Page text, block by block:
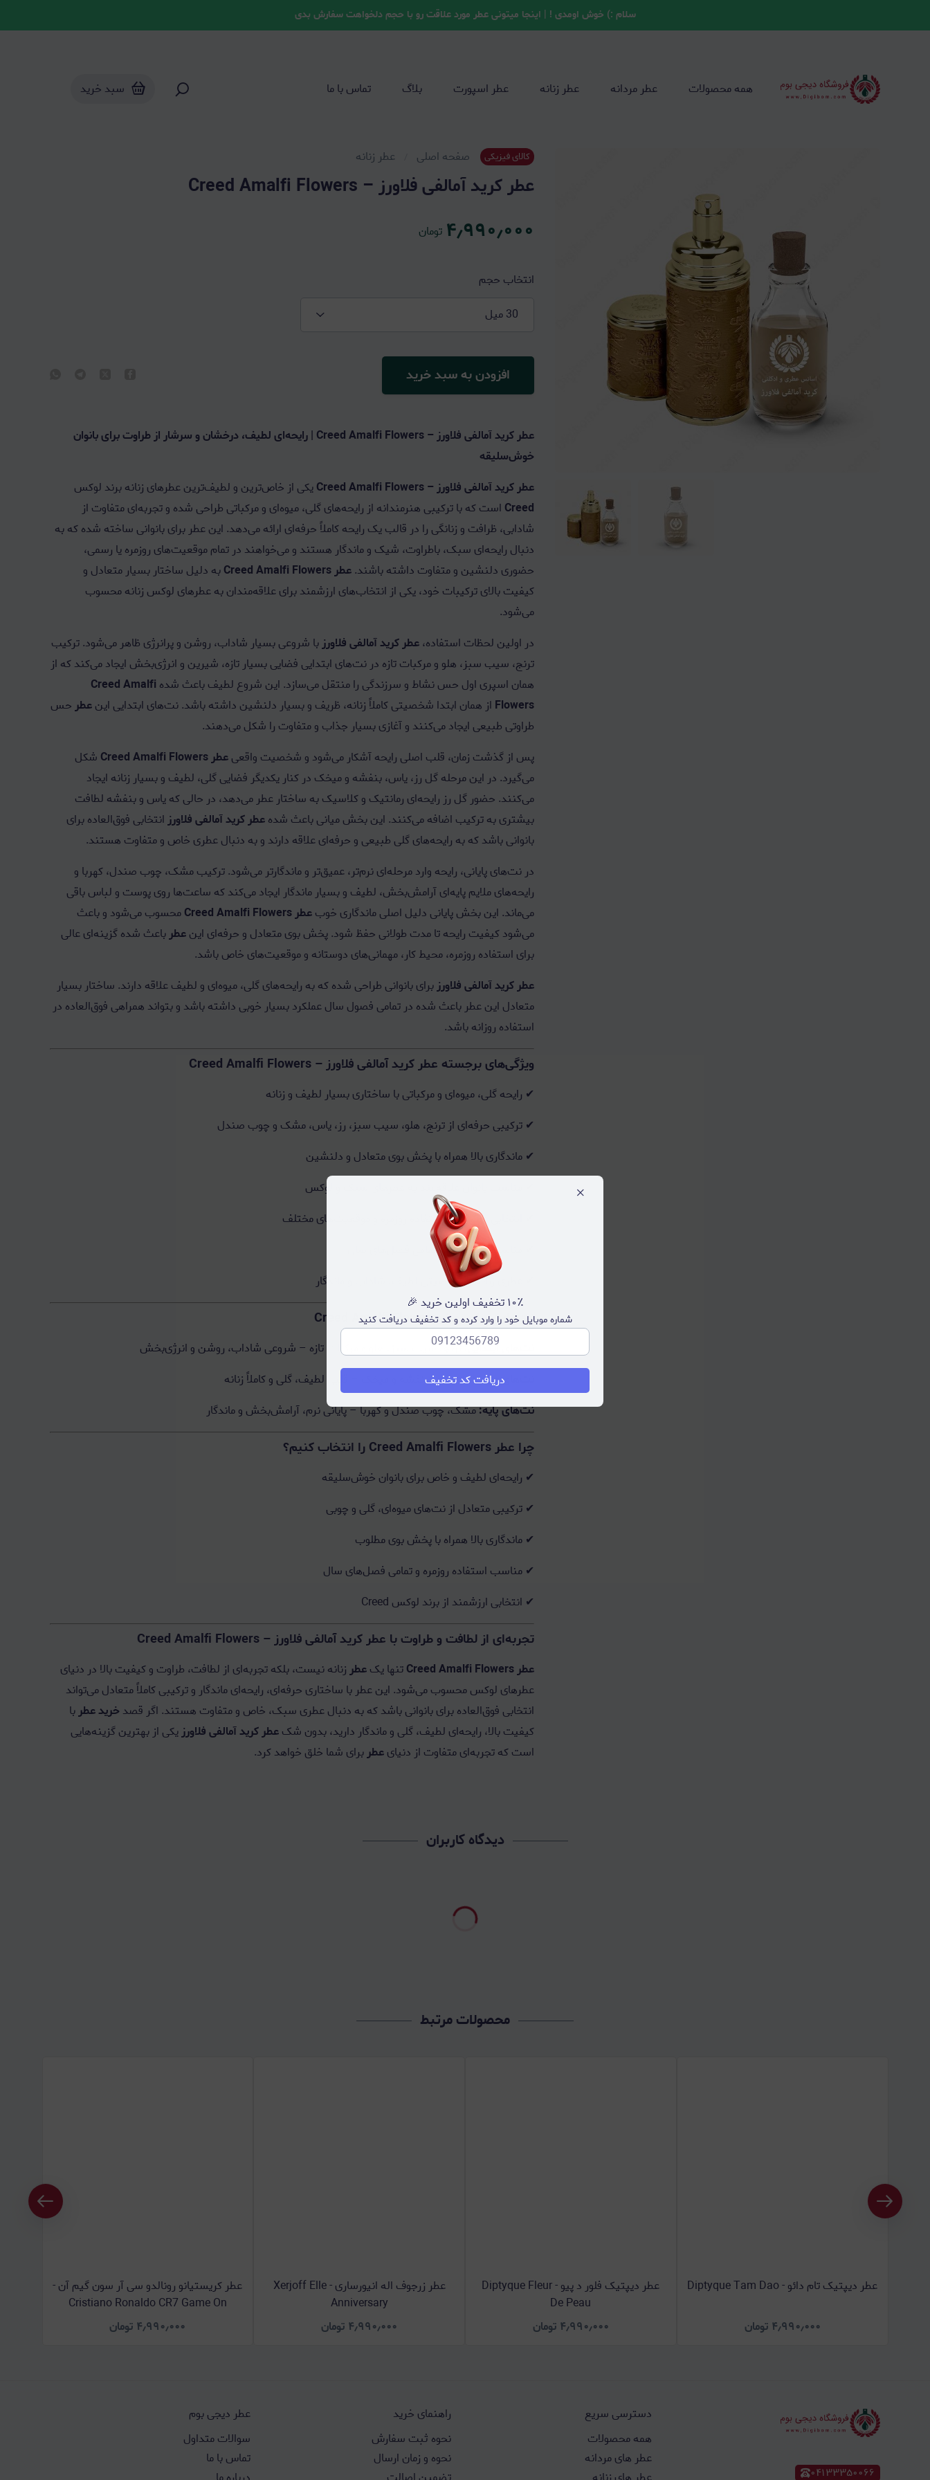
سلام :) خوش اومدی ! | اینجا میتونی عطر مورد علاقت رو با حجم دلخواهت سفارش بدی
همه محصولات عطر مردانه عطر زنانه عطر اسپورت بلاگ تماس با ما سبد خرید
کالای فیزیکی صفحه اصلی عطر زنانه
عطر کرید آمالفی فلاورز – Creed Amalfi Flowers
۴٫۹۹۰٫۰۰۰ تومان
انتخاب حجم
30 میل
افزودن به سبد خرید
عطر کرید آمالفی فلاورز – Creed Amalfi Flowers | رایحه‌ای لطیف، درخشان و سرشار از طراوت برای بانوان
خوش‌سلیقه
عطر کرید آمالفی فلاورز – Creed Amalfi Flowers
یکی از خاص‌ترین و لطیف‌ترین عطرهای زنانه برند لوکس
Creed است که با ترکیبی هنرمندانه از رایحه‌های گلی، میوه‌ای و مرکباتی طراحی شده و تجربه‌ای متفاوت از
شادابی، ظرافت و زنانگی را در قالب یک رایحه کاملاً حرفه‌ای ارائه می‌دهد. این عطر برای بانوانی ساخته شده که به
دنبال رایحه‌ای سبک، باطراوت، شیک و ماندگار هستند و می‌خواهند در تمام موقعیت‌های روزمره یا رسمی،
حضوری دلنشین و متفاوت داشته باشند.عطر Creed Amalfi Flowers
به دلیل ساختار بسیار متعادل و
کیفیت بالای ترکیبات خود، یکی از انتخاب‌های ارزشمند برای علاقه‌مندان به عطرهای لوکس زنانه محسوب
می‌شود.
در اولین لحظات استفاده،عطر کرید آمالفی فلاورزبا شروعی بسیار شاداب، روشن و پرانرژی ظاهر می‌شود. ترکیب
ترنج، سیب سبز، هلو و مرکبات تازه در نت‌های ابتدایی فضایی بسیار تازه، شیرین و انرژی‌بخش ایجاد می‌کند که از
همان اسپری اول حس نشاط و سرزندگی را منتقل می‌سازد. این شروع لطیف باعث شده Creed Amalfi
Flowers از همان ابتدا شخصیتی کاملاً زنانه، ظریف و بسیار دلنشین داشته باشد. نت‌های ابتدایی اینعطرحس
طراوتی طبیعی ایجاد می‌کنند و آغازی بسیار جذاب و متفاوت را شکل می‌دهند.
پس از گذشت زمان، قلب اصلی رایحه آشکار می‌شود و شخصیت واقعیعطر Creed Amalfi Flowers
شکل
می‌گیرد. در این مرحله گل رز، یاس، بنفشه و میخک در کنار یکدیگر فضایی گلی، لطیف و بسیار زنانه ایجاد
می‌کنند. حضور گل رز رایحه‌ای رمانتیک و کلاسیک به ساختار عطر می‌دهد، در حالی که یاس و بنفشه لطافت
بیشتری به ترکیب اضافه می‌کنند. این بخش میانی باعث شدهعطر کرید آمالفی فلاورزانتخابی فوق‌العاده برای
بانوانی باشد که به رایحه‌های گلی طبیعی و حرفه‌ای علاقه دارند و به دنبال عطری خاص و متفاوت هستند.
در نت‌های پایانی، رایحه وارد مرحله‌ای نرم‌تر، عمیق‌تر و ماندگارتر می‌شود. ترکیب مشک، چوب صندل، کهربا و
رایحه‌های ملایم پایه‌ای آرامش‌بخش، لطیف و بسیار ماندگار ایجاد می‌کند که ساعت‌ها روی پوست و لباس باقی
می‌ماند. این بخش پایانی دلیل اصلی ماندگاری خوبعطر Creed Amalfi Flowers
محسوب می‌شود و باعث
می‌شود کیفیت رایحه تا مدت طولانی حفظ شود. پخش بوی متعادل و حرفه‌ای اینعطرباعث شده گزینه‌ای عالی
برای استفاده روزمره، محیط کار، مهمانی‌های دوستانه و موقعیت‌های خاص باشد.
عطر کرید آمالفی فلاورزبرای بانوانی طراحی شده که به رایحه‌های گلی، میوه‌ای و لطیف علاقه دارند. ساختار بسیار
متعادل این عطر باعث شده در تمامی فصول سال عملکرد بسیار خوبی داشته باشد و بتواند همراهی فوق‌العاده در
استفاده روزانه باشد.
ویژگی‌های برجسته عطر کرید آمالفی فلاورز – Creed Amalfi Flowers
✔ رایحه گلی، میوه‌ای و مرکباتی با ساختاری بسیار لطیف و زنانه
✔ ترکیبی حرفه‌ای از ترنج، هلو، سیب سبز، رز، یاس، مشک و چوب صندل
✔ ماندگاری بالا همراه با پخش بوی متعادل و دلنشین
✔ مناسب بانوان علاقه‌مند به عطرهای سبک و لوکس
✔ انتخابی عالی برای استفاده روزمره و موقعیت‌های مختلف
✔ مناسب استفاده در تمامی فصل‌های سال
✔ عطری زنانه با شخصیتی لطیف، شاداب و ماندگار
نت‌های بویایی عطر Creed Amalfi Flowers
نت‌های ابتدایی:ترنج، سیب سبز، هلو و مرکبات تازه – شروعی شاداب، روشن و انرژی‌بخش
نت‌های میانی:رز، یاس، بنفشه و میخک – قلبی لطیف، گلی و کاملاً زنانه
نت‌های پایه:مشک، چوب صندل و کهربا – پایانی نرم، آرامش‌بخش و ماندگار
چرا عطر Creed Amalfi Flowers را انتخاب کنیم؟
✔ رایحه‌ای لطیف و خاص برای بانوان خوش‌سلیقه
✔ ترکیبی متعادل از نت‌های میوه‌ای، گلی و چوبی
✔ ماندگاری بالا همراه با پخش بوی مطلوب
✔ مناسب استفاده روزمره و تمامی فصل‌های سال
✔ انتخابی ارزشمند از برند لوکس Creed
تجربه‌ای از لطافت و طراوت با عطر کرید آمالفی فلاورز – Creed Amalfi Flowers
عطر Creed Amalfi Flowers تنها یکعطرزنانه نیست، بلکه تجربه‌ای از لطافت، طراوت و کیفیت بالا در دنیای
عطرهای لوکس محسوب می‌شود. این عطر با ساختاری حرفه‌ای، رایحه‌ای ماندگار و ترکیبی کاملاً متعادل می‌تواند
انتخابی فوق‌العاده برای بانوانی باشد که به دنبال عطری سبک، خاص و متفاوت هستند. اگر قصدخرید عطربا
کیفیت بالا، رایحه‌ای لطیف، گلی و ماندگار دارید، بدون شکعطر کرید آمالفی فلاورزیکی از بهترین گزینه‌هایی
است که تجربه‌ای متفاوت از دنیایعطربرای شما خلق خواهد کرد.
دیدگاه کاربران
محصولات مرتبط
عطر دیپتیک تام دائو - Diptyque Tam Dao
۴٫۹۹۰٫۰۰۰ تومان
عطر دیپتیک فلور د پیو - Diptyque Fleur
De Peau
۴٫۹۹۰٫۰۰۰ تومان
عطر زرجوف اله انیورساری - Xerjoff Elle
Anniversary
۴٫۹۹۰٫۰۰۰ تومان
عطر کریستیانو رونالدو سی آر سون گیم آن -
Cristiano Ronaldo CR7 Game On
۴٫۹۹۰٫۰۰۰ تومان
۰۴۱۳۳۳۵۰۰۶۶
دسترسی سریع
همه محصولات
عطر های مردانه
راهنمای خرید
نحوه ثبت سفارش
نحوه و زمان ارسال
عطر دیجی بوم
سوالات متداول
تماس با ما
×
۱۰٪ تخفیف اولین خرید 🎉
شماره موبایل خود را وارد کرده و کد تخفیف دریافت کنید
دریافت کد تخفیف